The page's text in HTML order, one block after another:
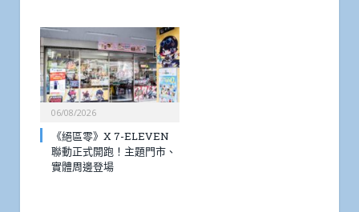
06/08/2026
《絕區零》X 7-ELEVEN
聯動正式開跑！主題門市、
實體周邊登場